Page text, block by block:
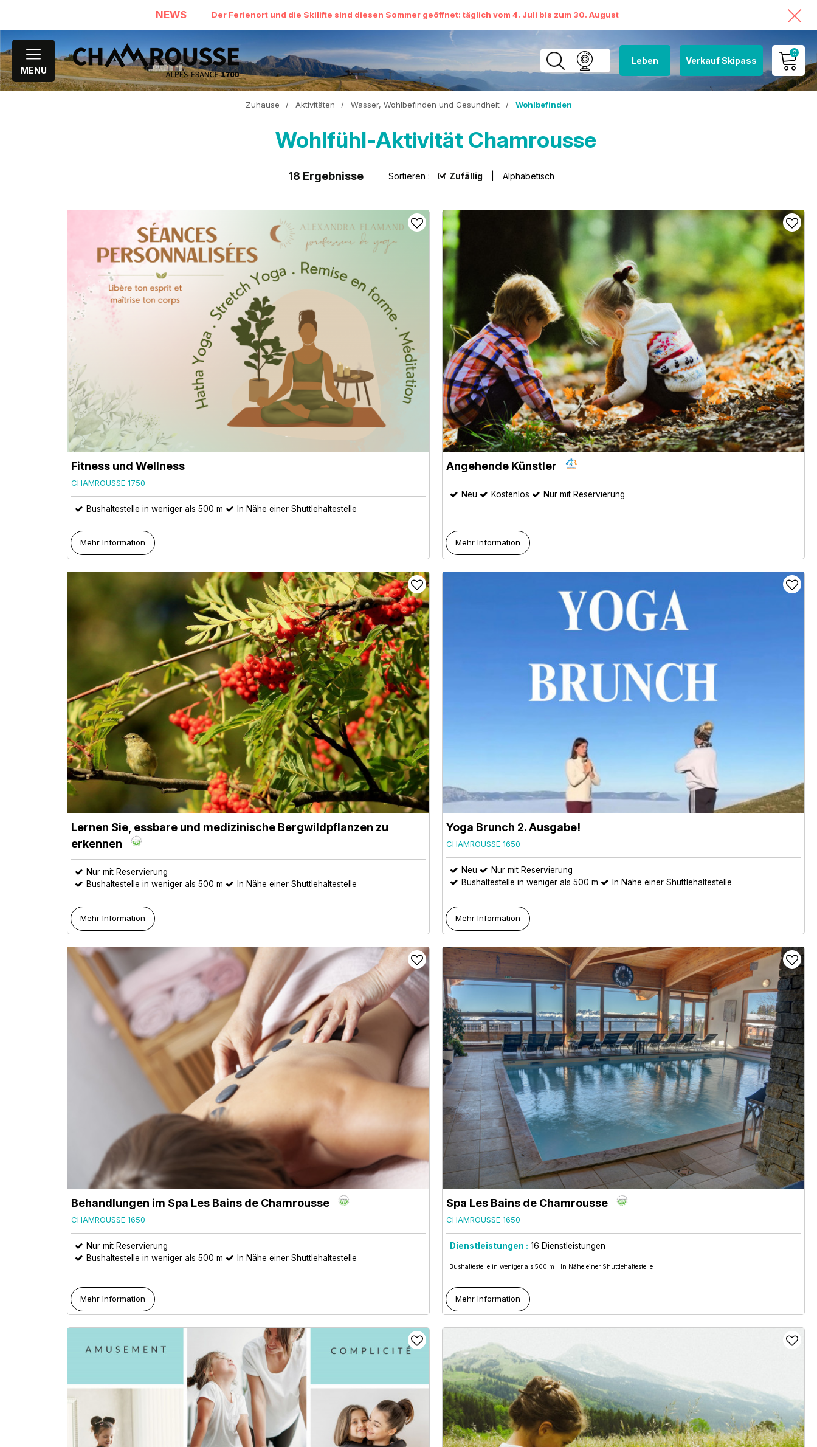
NEWS Der Ferienort und die Skilifte sind diesen Sommer geöffnet: täglich vom 4. Juli bis zum 30. August
MENU
Leben Verkauf Skipass
0
MEIN KONTO
Zuhause / Aktivitäten / Wasser, Wohlbefinden und Gesundheit / Wohlbefinden
Wohlfühl-Aktivität Chamrousse
18 Ergebnisse Sortieren : Zufällig Alphabetisch
Fitness und Wellness
CHAMROUSSE 1750
Bushaltestelle in weniger als 500 m In Nähe einer Shuttlehaltestelle
Mehr Information
Angehende Künstler
Neu Kostenlos Nur mit Reservierung
Mehr Information
Lernen Sie, essbare und medizinische Bergwildpflanzen zu
erkennen
Nur mit Reservierung
Bushaltestelle in weniger als 500 m
In Nähe einer Shuttlehaltestelle
Mehr Information
Yoga Brunch 2. Ausgabe!
CHAMROUSSE 1650
Neu
Nur mit Reservierung
Bushaltestelle in weniger als 500 m
In Nähe einer Shuttlehaltestelle
Mehr Information
Behandlungen im Spa Les Bains de Chamrousse
CHAMROUSSE 1650
Nur mit Reservierung
Bushaltestelle in weniger als 500 m
In Nähe einer Shuttlehaltestelle
Mehr Information
Spa Les Bains de Chamrousse
CHAMROUSSE 1650
Dienstleistungen : 16 Dienstleistungen
Bushaltestelle in weniger als 500 m In Nähe einer Shuttlehaltestelle
Mehr Information